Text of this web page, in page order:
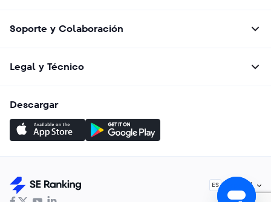
Soporte y Colaboración
Legal y Técnico
Descargar
ES Español